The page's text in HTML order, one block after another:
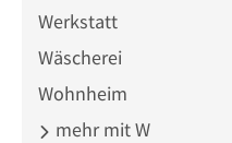
Werkstatt
Wäscherei
Wohnheim
mehr mit W